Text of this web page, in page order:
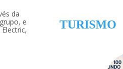
da
e
TURISMO